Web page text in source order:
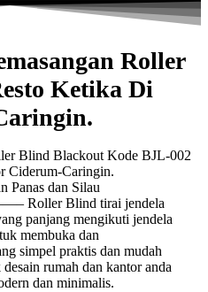
Roller
Ketika Di
Blind Blackout Kode BJL-002
Ciderum-Caringin.
Panas dan Silau
Roller Blind tirai jendela
panjang mengikuti jendela
membuka dan
simpel praktis dan mudah
rumah dan kantor anda
dan minimalis.